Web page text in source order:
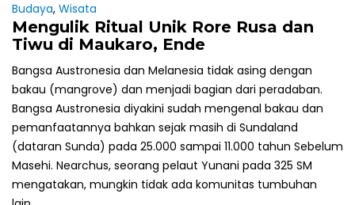
Budaya, Wisata
Mengulik Ritual Unik Rore Rusa dan
Tiwu di Maukaro, Ende
Bangsa Austronesia dan Melanesia tidak asing dengan
bakau (mangrove) dan menjadi bagian dari peradaban.
Bangsa Austronesia diyakini sudah mengenal bakau dan
pemanfaatannya bahkan sejak masih di Sundaland
(dataran Sunda) pada 25.000 sampai 11.000 tahun Sebelum
Masehi. Nearchus, seorang pelaut Yunani pada 325 SM
mengatakan, mungkin tidak ada komunitas tumbuhan